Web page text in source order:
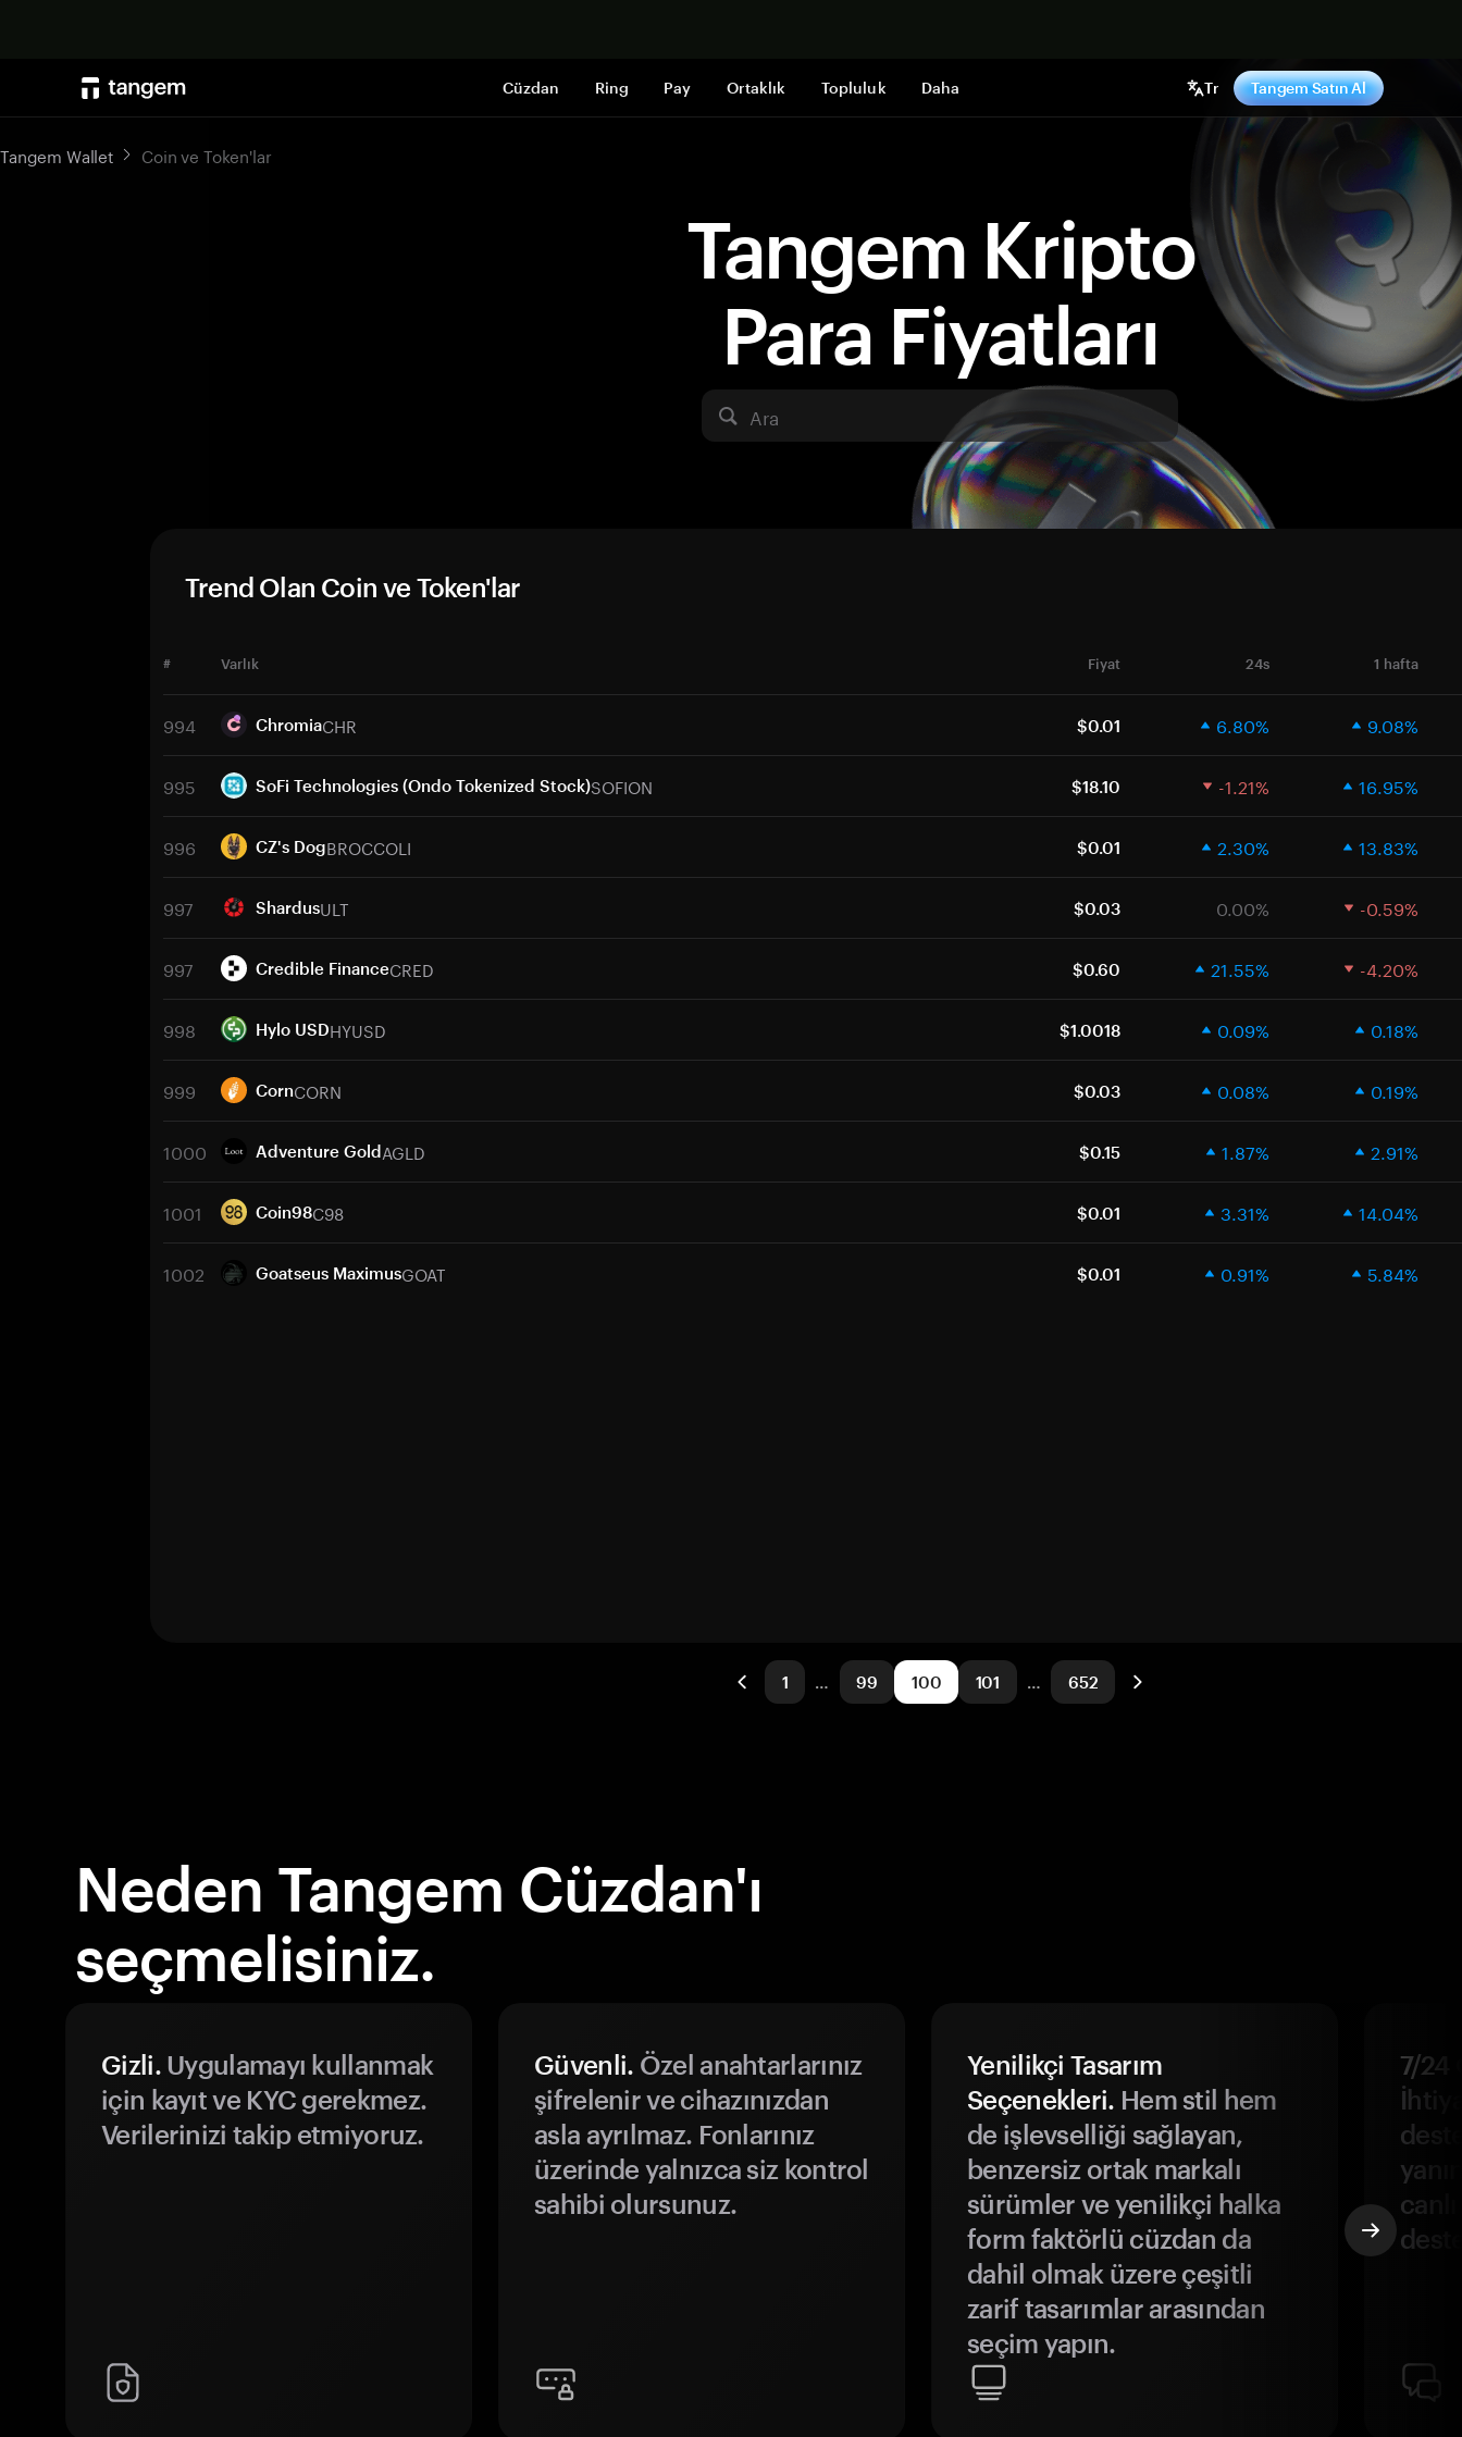
Cüzdan Ring Pay Ortaklık Topluluk Daha Tr Tangem Satın Al
Tangem Kripto
Para Fiyatları
Ara
Tangem Wallet Coin ve Token'lar
Trend Olan Coin ve Token'lar
# Varlık Fiyat 24s 1 hafta
994 ChromiaCHR $0.01 6.80% 9.08%
995 SoFi Technologies (Ondo Tokenized Stock)SOFION $18.10 -1.21% 16.95%
996 CZ's DogBROCCOLI $0.01 2.30% 13.83%
997 ShardusULT $0.03 0.00% -0.59%
997 Credible FinanceCRED $0.60 21.55% -4.20%
998 Hylo USDHYUSD $1.0018 0.09% 0.18%
999 CornCORN $0.03 0.08% 0.19%
1000 Adventure GoldAGLD $0.15 1.87% 2.91%
1001 Coin98C98 $0.01 3.31% 14.04%
1002 Goatseus MaximusGOAT $0.01 0.91% 5.84%
1 … 99 100 101 … 652
Neden Tangem Cüzdan'ı
seçmelisiniz.
Gizli.Uygulamayı kullanmak
için kayıt ve KYC gerekmez.
Verilerinizi takip etmiyoruz.
Güvenli. Özel anahtarlarınız
şifrelenir ve cihazınızdan
asla ayrılmaz. Fonlarınız
üzerinde yalnızca siz kontrol
sahibi olursunuz.
Yenilikçi Tasarım
Seçenekleri. Hem stil hem
de işlevselliği sağlayan,
benzersiz ortak markalı
sürümler ve yenilikçi halka
form faktörlü cüzdan da
dahil olmak üzere çeşitli
zarif tasarımlar arasından
seçim yapın.
7/24